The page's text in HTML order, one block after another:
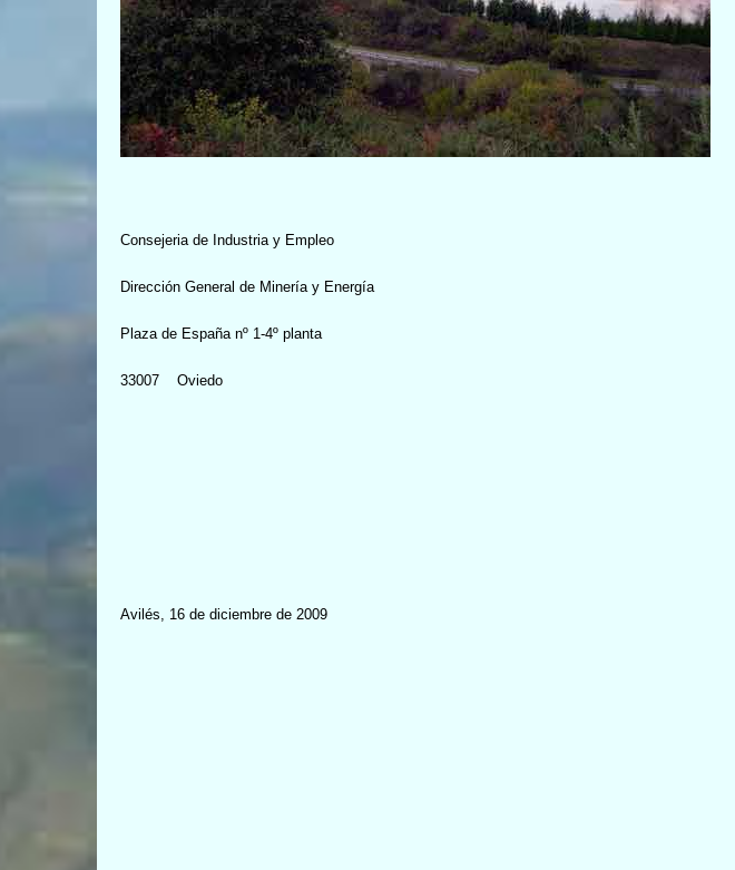
Consejeria de Industria y Empleo
Dirección General de Minería y Energía
Plaza de España nº 1-4º planta
33007 Oviedo
Avilés, 16 de diciembre de 2009